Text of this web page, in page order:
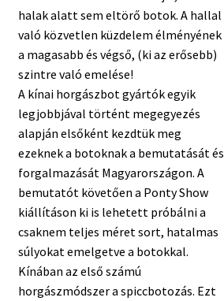
halak alatt sem eltörő botok. A hallal
való közvetlen küzdelem élményének
a magasabb és végső, (ki az erősebb)
szintre való emelése!
A kínai horgászbot gyártók egyik
legjobbjával történt megegyezés
alapján elsőként kezdtük meg
ezeknek a botoknak a bemutatását és
forgalmazását Magyarországon. A
bemutatót követően a Ponty Show
kiállításon ki is lehetett próbálni a
csaknem teljes méret sort, hatalmas
súlyokat emelgetve a botokkal.
Kínában az első számú
horgászmódszer a spiccbotozás. Ezt